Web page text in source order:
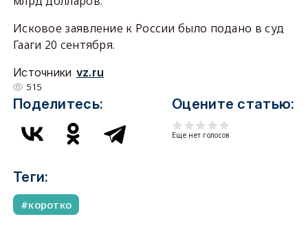
Исковое заявление к России было подано в суд
Гааги 20 сентября.
Источники vz.ru
515
Поделитесь: Оцените статью:
Еще нет голосов
Теги:
коротко